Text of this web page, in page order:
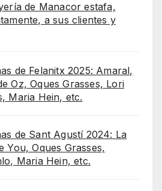
de Manacor estafa,
a sus clientes y
de Felanitx 2025: Amaral,
Oz, Oques Grasses, Lori
Maria Hein, etc.
de Sant Agustí 2024: La
You, Oques Grasses,
Maria Hein, etc.